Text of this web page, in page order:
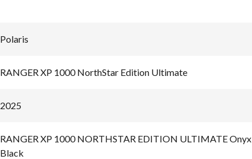
Polaris
RANGER XP 1000 NorthStar Edition Ultimate
2025
RANGER XP 1000 NORTHSTAR EDITION ULTIMATE Onyx
Black